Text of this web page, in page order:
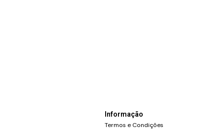
Informação
Termos e Condições